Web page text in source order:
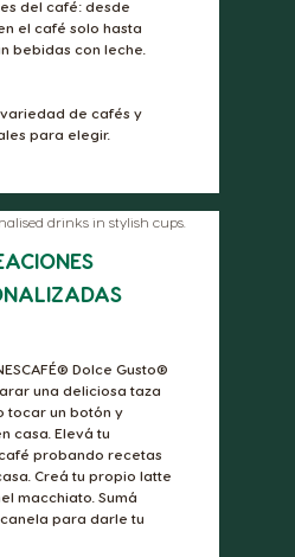
del café: desde
el café solo hasta
bebidas con leche.
de cafés y
para elegir.
Dolce Gusto®
una deliciosa taza
tocar un botón y
casa. Elevá tu
probando recetas
Creá tu propio latte
macchiato. Sumá
para darle tu